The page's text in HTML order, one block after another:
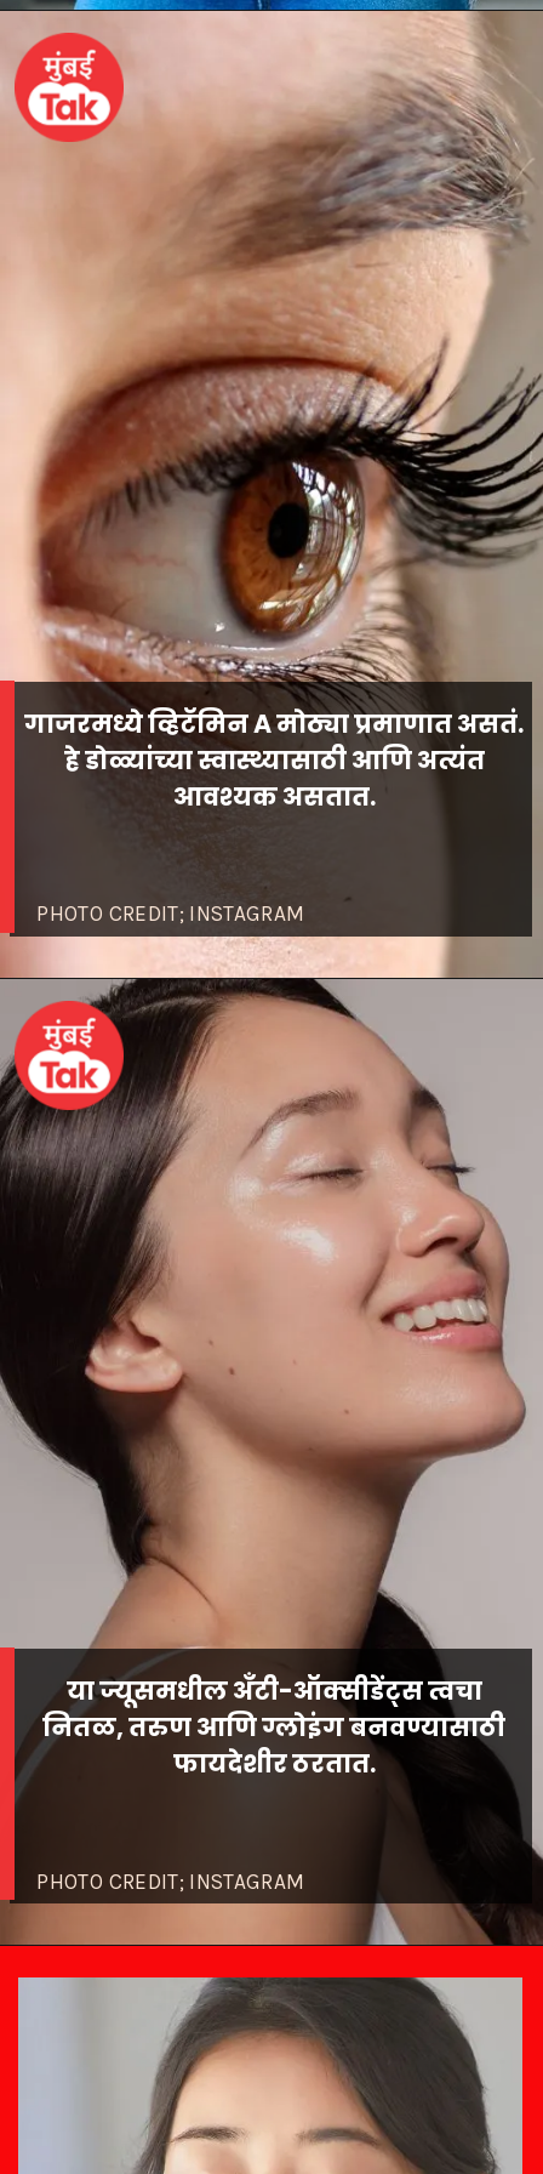
PHOTO CREDIT; INSTAGRAM
गाजरमध्ये व्हिटॅमिन A मोठ्या प्रमाणात असतं.
हे डोळ्यांच्या स्वास्थ्यासाठी आणि अत्यंत
आवश्यक असतात.
PHOTO CREDIT; INSTAGRAM
या ज्यूसमधील अँटी-ऑक्सीडेंट्स त्वचा
नितळ, तरुण आणि ग्लोइंग बनवण्यासाठी
फायदेशीर ठरतात.